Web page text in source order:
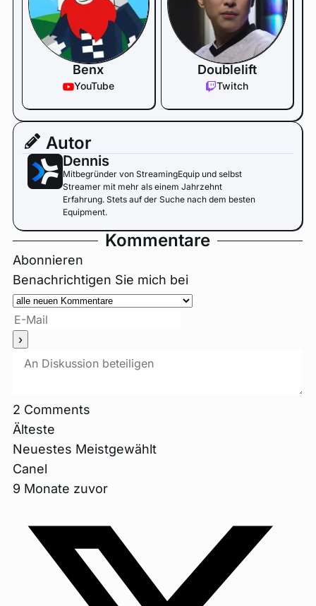
Benx
YouTube
Doublelift
Twitch
Autor
Dennis
Mitbegründer von StreamingEquip und selbst
Streamer mit mehr als einem Jahrzehnt
Erfahrung. Stets auf der Suche nach dem besten
Equipment.
Kommentare
Abonnieren
Benachrichtigen Sie mich bei
2 Comments
Älteste
Neuestes Meistgewählt
Canel
9 Monate zuvor